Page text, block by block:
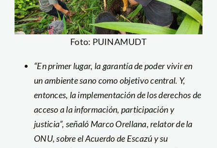
Foto: PUINAMUDT
“En primer lugar, la garantía de poder vivir en
un ambiente sano como objetivo central. Y,
entonces, la implementación de los derechos de
acceso a la información, participación y
justicia”, señaló Marco Orellana, relator de la
ONU, sobre el Acuerdo de Escazú y su